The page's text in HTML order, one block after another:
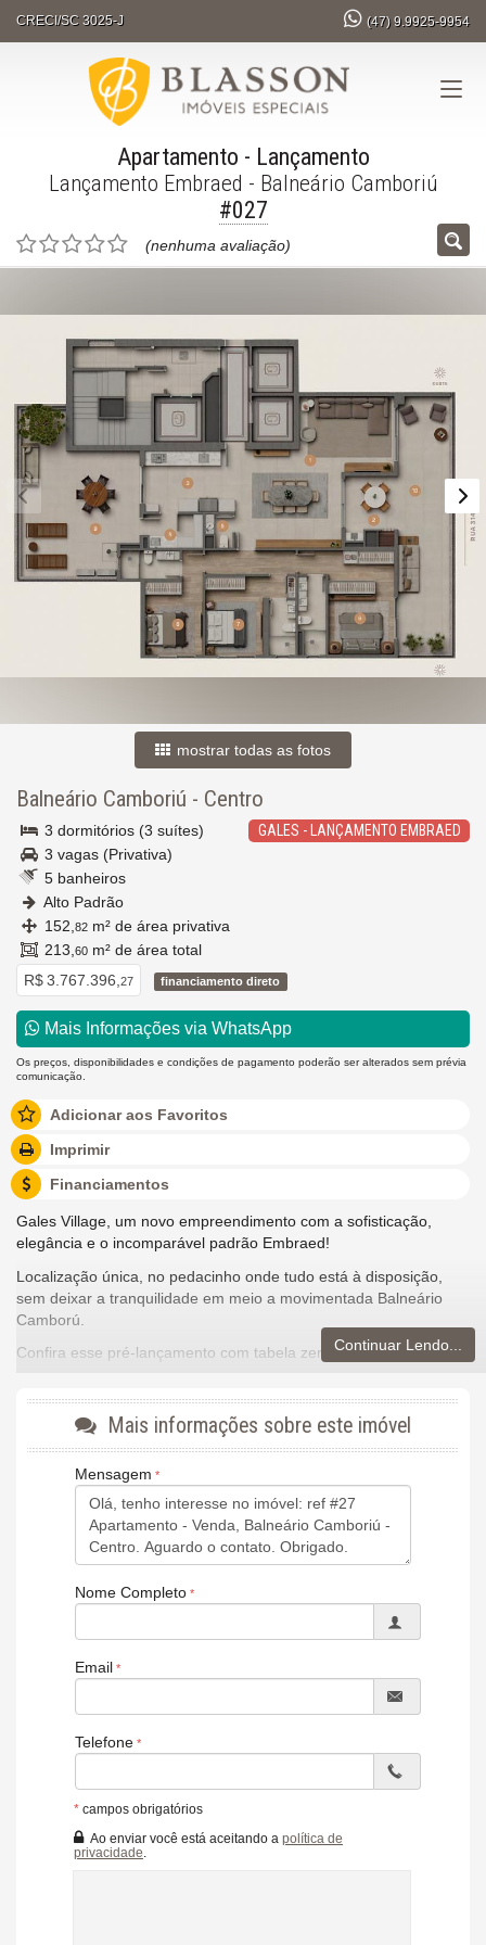
CRECI/SC 3025-J (47)9.9925-9954
Apartamento - Lançamento
Lançamento Embraed - Balneário Camboriú
#027
(nenhuma avaliação)
mostrar todas as fotos
Balneário Camboriú - Centro
GALES - LANÇAMENTO EMBRAED
3 dormitórios (3 suítes)
3 vagas (Privativa)
5 banheiros
Alto Padrão
152, 82 m² de área privativa
213, 60 m² de área total
R$ 3.767.396, 27 financiamento direto
Mais Informações via WhatsApp
Os preços, disponibilidades e condições de pagamento poderão ser alterados sem prévia
comunicação.
Adicionar aos Favoritos
Imprimir
Financiamentos
Gales Village, um novo empreendimento com a sofisticação,
elegância e o incomparável padrão Embraed!
Localização única, no pedacinho onde tudo está à disposição,
sem deixar a tranquilidade em meio a movimentada Balneário
Camború.
Confira esse pré-lançamento com tabela zero.
Empreendimento:
43 pavimentos
139 metros
66 apartamentos
2 apartamentos por andar
3 e 4 vagas por apartamento
1 pavimento de lazer
3 elevadores sendo
2 sociais e 1 de emergência
10 salas comerciais com mezanino
Fachada estilo Neoclássico
Delivery
Box de Praia
Salão de Festas
Lounge Externo
Brinquedoteca
Continuar Lendo...
Mais informações sobre este imóvel
Mensagem
Nome Completo
Email
Telefone
* campos obrigatórios
Ao enviar você está aceitando a política de
privacidade